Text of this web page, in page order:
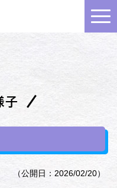
子
（公開日：2026/02/20）